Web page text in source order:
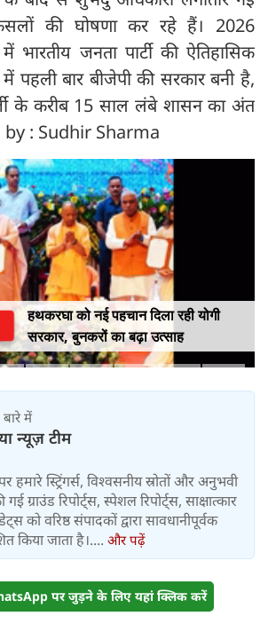
की घोषणा कर रहे हैं। 2026
भारतीय जनता पार्टी की ऐतिहासिक
पहली बार बीजेपी की सरकार बनी है,
के करीब 15 साल लंबे शासन का अंत
by : Sudhir Sharma
हथकरघा को नई पहचान दिला रही योगी
सरकार, बुनकरों का बढ़ा उत्साह
में
न्यूज़ टीम
हमारे स्ट्रिंगर्स, विश्वसनीय स्रोतों और अनुभवी
गई ग्राउंड रिपोर्ट्स, स्पेशल रिपोर्ट्स, साक्षात्कार
को वरिष्ठ संपादकों द्वारा सावधानीपूर्वक
किया जाता है।.... और पढ़ें
पर जुड़ने के लिए यहां क्लिक करें